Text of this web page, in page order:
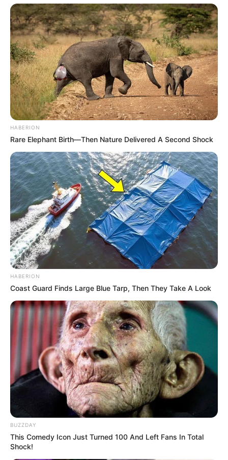
HABERION
Rare Elephant Birth—Then Nature Delivered A Second Shock
HABERION
Coast Guard Finds Large Blue Tarp, Then They Take A Look
BUZZDAY
This Comedy Icon Just Turned 100 And Left Fans In Total
Shock!